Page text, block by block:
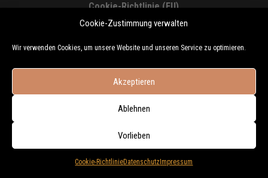
Cookie-Zustimmung verwalten
Wir verwenden Cookies, um unsere Website und unseren Service zu optimieren.
Akzeptieren
Ablehnen
Vorlieben
Cookie-RichtlinieDatenschutz Impressum
Cookie-Richtlinie (EU)